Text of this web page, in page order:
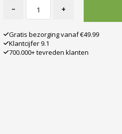
- +
Gratis bezorging vanaf €49.99
Klantcijfer 9.1
700.000+ tevreden klanten